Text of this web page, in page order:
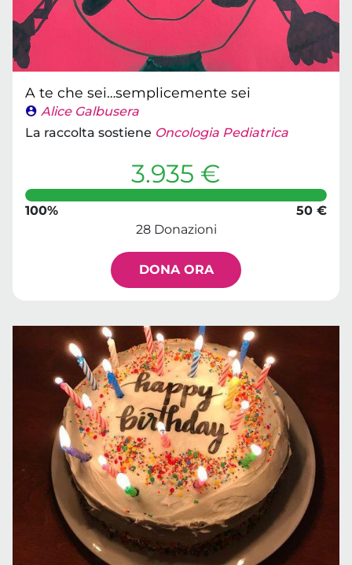
A te che sei…semplicemente sei
Alice Galbusera
La raccolta sostiene Oncologia Pediatrica
3.935 €
100%
50 €
28 Donazioni
DONA ORA